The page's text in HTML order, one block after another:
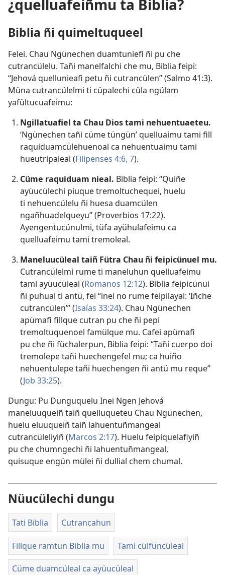
¿quelluafeiñmu ta Biblia?
Biblia ñi quimeltuqueel
Felei. Chau Ngünechen duamtuniefi ñi pu che
cutrancülelu. Tañi manelfalchi che mu, Biblia feipi:
“Jehová quellunieafi petu ñi cutrancülen” (Salmo 41:3).
Müna cutrancülelmi ti cüpalechi cüla ngülam
yafültucuafeimu:
Ngillatuafiel ta Chau Dios tami nehuentuaeteu.
‘Ngünechen tañi cüme tüngün’ quelluaimu tami fill
raquiduamcülehuenoal ca nehuentuaimu tami
hueutripaleal (Filipenses 4:6, 7).
Cüme raquiduam nieal. Biblia feipi: “Quiñe
ayüucülechi piuque tremoltuchequei, huelu
ti nehuencülelu ñi huesa duamcülen
ngañhuadelqueyu” (Proverbios 17:22).
Ayengentucünulmi, tüfa ayühulafeimu ca
quelluafeimu tami tremoleal.
Maneluucüleal taiñ Fütra Chau ñi feipicünuel mu.
Cutrancülelmi rume ti maneluhun quelluafeimu
tami ayüucüleal (Romanos 12:12). Biblia feipicünui
ñi puhual ti antü, fei “inei no rume feipilayai: ‘Iñche
cutrancülen’” (Isaías 33:24). Chau Ngünechen
apümafi fillque cutran pu che ñi pepi
tremoltuquenoel famülque mu. Cafei apümafi
pu che ñi füchalerpun, Biblia feipi: “Tañi cuerpo doi
tremolepe tañi huechengefel mu; ca huiño
nehuentulepe tañi huechengen ñi antü mu reque”
(Job 33:25).
Dungu: Pu Dunguquelu Inei Ngen Jehová
maneluuqueiñ taiñ quelluqueteu Chau Ngünechen,
huelu eluuqueiñ taiñ lahuentuñmangeal
cutrancüleliyiñ (Marcos 2:17). Huelu feipiquelafiyiñ
pu che chumngechi ñi lahuentuñmangeal,
quisuque engün mülei ñi dullial chem chumal.
Nüucülechi dungu
Tati Biblia Cutrancahun
Fillque ramtun Biblia mu Tami cülfüncüleal
Cüme duamcüleal ca ayüucüleal